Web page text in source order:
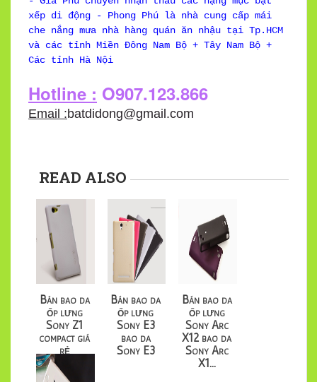
xếp di động - Phong Phú là nhà cung cấp mái
che nắng mưa nhà hàng quán ăn nhậu tại Tp.HCM
và các tỉnh Miền Đông Nam Bộ + Tây Nam Bộ +
Các tỉnh Hà Nội
Hotline : O907.123.866
Email :batdidong@gmail.com
READ ALSO
Bán bao da
ốp lưng
Sony Z1
compact giá
rẻ
Bán bao da
ốp lưng
Sony E3
bao da
Sony E3
Bán bao da
ốp lưng
Sony Arc
X12 bao da
Sony Arc
X1...